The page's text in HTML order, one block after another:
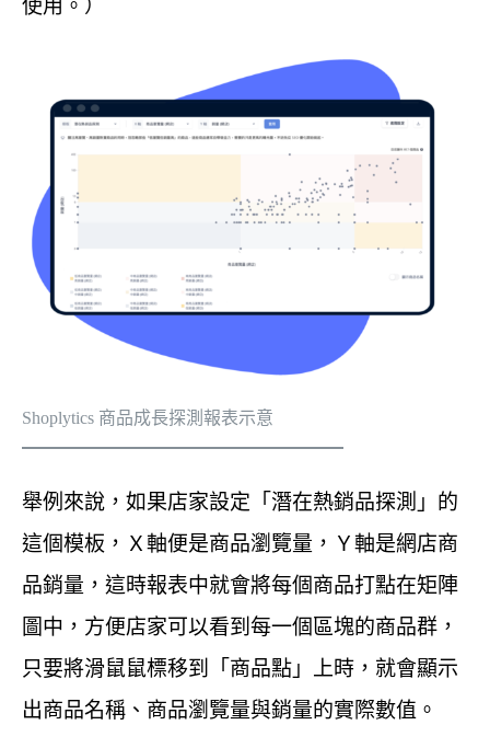
使用。）
Shoplytics 商品成長探測報表示意
舉例來說，如果店家設定「潛在熱銷品探測」的
這個模板，Ｘ軸便是商品瀏覽量，Ｙ軸是網店商
品銷量，這時報表中就會將每個商品打點在矩陣
圖中，方便店家可以看到每一個區塊的商品群，
只要將滑鼠鼠標移到「商品點」上時，就會顯示
出商品名稱、商品瀏覽量與銷量的實際數值。